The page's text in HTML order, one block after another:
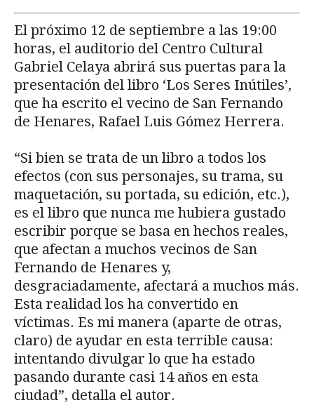
El próximo 12 de septiembre a las 19:00
horas, el auditorio del Centro Cultural
Gabriel Celaya abrirá sus puertas para la
presentación del libro ‘Los Seres Inútiles’,
que ha escrito el vecino de San Fernando
de Henares, Rafael Luis Gómez Herrera.
“Si bien se trata de un libro a todos los
efectos (con sus personajes, su trama, su
maquetación, su portada, su edición, etc.),
es el libro que nunca me hubiera gustado
escribir porque se basa en hechos reales,
que afectan a muchos vecinos de San
Fernando de Henares y,
desgraciadamente, afectará a muchos más.
Esta realidad los ha convertido en
víctimas. Es mi manera (aparte de otras,
claro) de ayudar en esta terrible causa:
intentando divulgar lo que ha estado
pasando durante casi 14 años en esta
ciudad”, detalla el autor.